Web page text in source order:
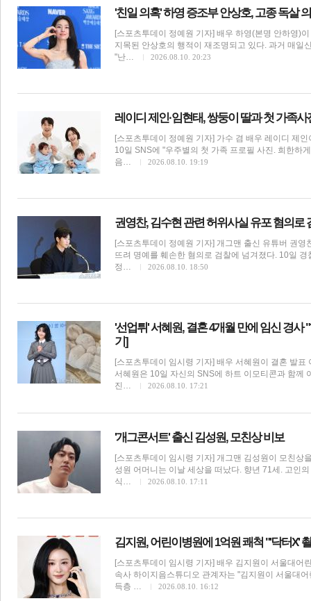
많이 본 뉴스 최신 뉴스 연예 스포츠 라이프 포토
'친일 의혹' 하영 증조부 안상호, 고종 독살
[스포츠투데이 정예원 기자] 배우 하영(본명 안하영)
지목된 안상호의 행적이 재조명되고 있다. 과거 매일
"난…
2026.08.10. 20:23
레이디 제인·임현태, 쌍둥이 딸과 첫 가족
[스포츠투데이 정예원 기자] 가수 겸 배우 레이디 제
10일 SNS에 "우주별의 첫 가족 프로필 사진. 희한하
음…
2026.08.10. 19:19
권영찬, 김수현 관련 허위사실 유포 혐의로
[스포츠투데이 정예원 기자] 개그맨 출신 유튜버 권
뜨려 명예를 훼손한 혐의로 검찰에 넘겨졌다. 10일
정…
2026.08.10. 18:50
'선업튀' 서혜원, 결혼 4개월 만에 임신 경
기]
[스포츠투데이 임시령 기자] 배우 서혜원이 결혼 발
서혜원은 10일 자신의 SNS에 하트 이모티콘과 함께
진…
2026.08.10. 17:21
'개그콘서트' 출신 김성원, 모친상 비보
[스포츠투데이 임시령 기자] 개그맨 김성원이 모친상
성원 어머니는 이날 세상을 떠났다. 향년 71세. 고인
식…
2026.08.10. 17:11
김지원, 어린이병원에 1억원 쾌척 "'닥터X'
[스포츠투데이 임시령 기자] 배우 김지원이 서울대어
속사 하이지음스튜디오 관계자는 "김지원이 서울대
득층 …
2026.08.10. 16:12